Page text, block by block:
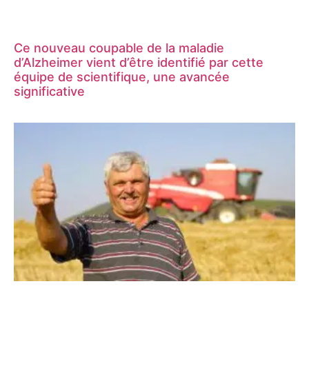
Ce nouveau coupable de la maladie
d’Alzheimer vient d’être identifié par cette
équipe de scientifique, une avancée
significative